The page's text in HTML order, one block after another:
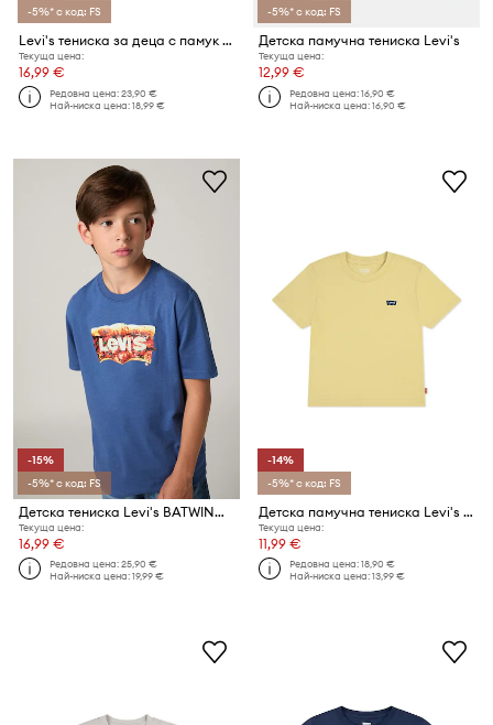
-5%* с код: FS
Levi's тениска за деца с памук RED TAB VINTAGE TEE
Текуща цена:
16,99 €
Редовна цена:23,90 €
Най-ниска цена:18,99 €
-5%* с код: FS
Детска памучна тениска Levi's
Текуща цена:
12,99 €
Редовна цена:16,90 €
Най-ниска цена:16,90 €
-15%
-5%* с код: FS
Детска тениска Levi's BATWING SLICE TEE
Текуща цена:
16,99 €
Редовна цена:25,90 €
Най-ниска цена:19,99 €
-14%
-5%* с код: FS
Детска памучна тениска Levi's LVB BATWING CHEST HIT
Текуща цена:
11,99 €
Редовна цена:18,90 €
Най-ниска цена:13,99 €